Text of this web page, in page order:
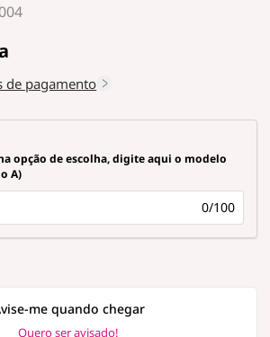
de pagamento
opção de escolha, digite aqui o modelo
A)
0/100
me quando chegar
Quero ser avisado!